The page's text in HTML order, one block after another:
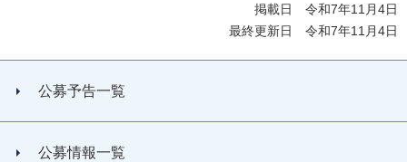
掲載日 令和7年11月4日
最終更新日 令和7年11月4日
公募予告一覧
公募情報一覧